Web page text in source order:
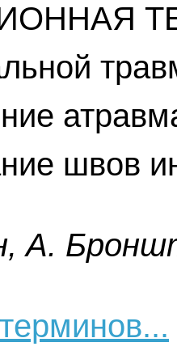
швов
A.